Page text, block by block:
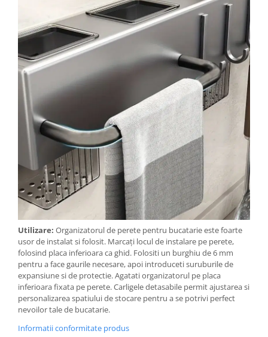
Utilizare: Organizatorul de perete pentru bucatarie este foarte
usor de instalat si folosit. Marcați locul de instalare pe perete,
folosind placa inferioara ca ghid. Folositi un burghiu de 6 mm
pentru a face gaurile necesare, apoi introduceti suruburile de
expansiune si de protectie. Agatati organizatorul pe placa
inferioara fixata pe perete. Carligele detasabile permit ajustarea si
personalizarea spatiului de stocare pentru a se potrivi perfect
nevoilor tale de bucatarie.
Informatii conformitate produs